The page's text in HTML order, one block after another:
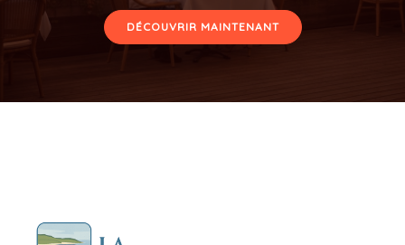
DÉCOUVRIR MAINTENANT